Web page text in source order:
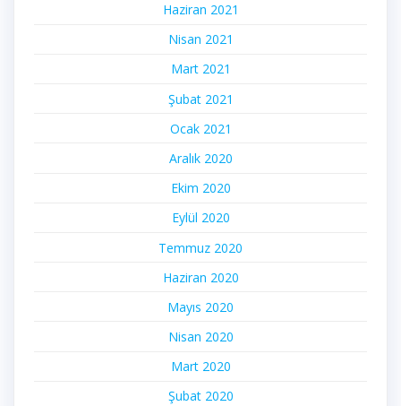
Haziran 2021
Nisan 2021
Mart 2021
Şubat 2021
Ocak 2021
Aralık 2020
Ekim 2020
Eylül 2020
Temmuz 2020
Haziran 2020
Mayıs 2020
Nisan 2020
Mart 2020
Şubat 2020